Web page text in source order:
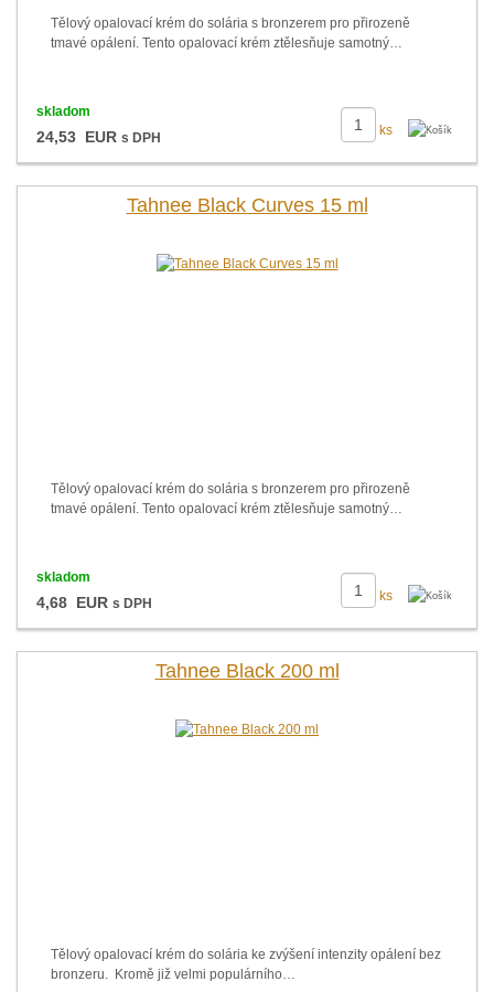
Tělový opalovací krém do solária s bronzerem pro přirozeně
tmavé opálení. Tento opalovací krém ztělesňuje samotný…
ks
skladom
24,53 EUR s DPH
Tahnee Black Curves 15 ml
Tělový opalovací krém do solária s bronzerem pro přirozeně
tmavé opálení. Tento opalovací krém ztělesňuje samotný…
ks
skladom
4,68 EUR s DPH
Tahnee Black 200 ml
Tělový opalovací krém do solária ke zvýšení intenzity opálení bez
bronzeru. Kromě již velmi populárního…